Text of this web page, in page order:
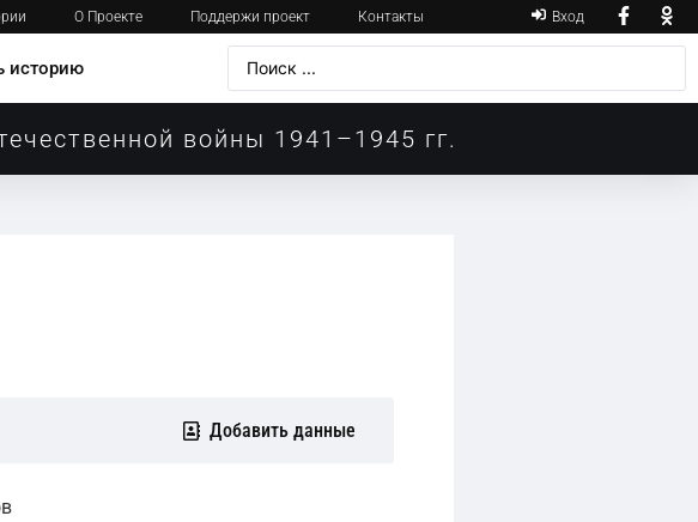
О Проекте Поддержи проект Контакты Вход
историю
войны 1941–1945 гг.
Добавить данные